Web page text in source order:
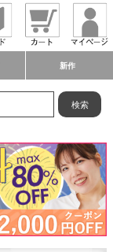
新作
検索